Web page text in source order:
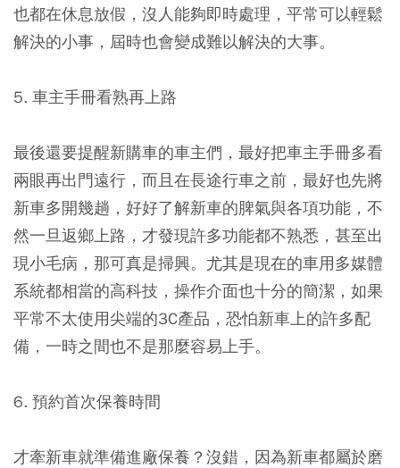
也都在休息放假，沒人能夠即時處理，平常可以輕鬆
解決的小事，屆時也會變成難以解決的大事。
5. 車主手冊看熟再上路
最後還要提醒新購車的車主們，最好把車主手冊多看
兩眼再出門遠行，而且在長途行車之前，最好也先將
新車多開幾趟，好好了解新車的脾氣與各項功能，不
然一旦返鄉上路，才發現許多功能都不熟悉，甚至出
現小毛病，那可真是掃興。尤其是現在的車用多媒體
系統都相當的高科技，操作介面也十分的簡潔，如果
平常不太使用尖端的3C產品，恐怕新車上的許多配
備，一時之間也不是那麼容易上手。
6. 預約首次保養時間
才牽新車就準備進廠保養？沒錯，因為新車都屬於磨